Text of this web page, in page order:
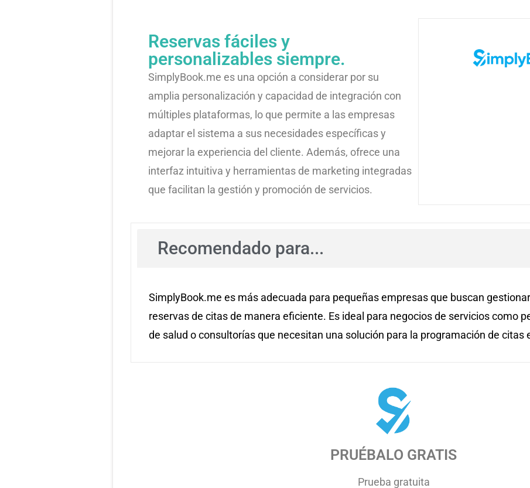
Reservas fáciles y
personalizables siempre.
SimplyBook.me es una opción a considerar por su
amplia personalización y capacidad de integración con
múltiples plataformas, lo que permite a las empresas
adaptar el sistema a sus necesidades específicas y
mejorar la experiencia del cliente. Además, ofrece una
interfaz intuitiva y herramientas de marketing integradas
que facilitan la gestión y promoción de servicios.
Recomendado para...
SimplyBook.me es más adecuada para pequeñas empresas que buscan
reservas de citas de manera eficiente. Es ideal para negocios de servicios como
de salud o consultorías que necesitan una solución para la programación de citas
PRUÉBALO GRATIS
Prueba gratuita